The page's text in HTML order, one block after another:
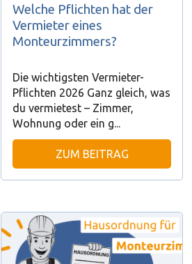
Welche Pflichten hat der
Vermieter eines
Monteurzimmers?
Die wichtigsten Vermieter-
Pflichten 2026 Ganz gleich, was
du vermietest – Zimmer,
Wohnung oder ein g...
ZUM BEITRAG